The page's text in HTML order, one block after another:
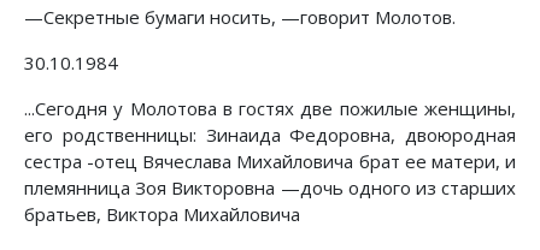
—Секретные бумаги носить, —говорит Молотов.
30.10.1984
...Сегодня у Молотова в гостях две пожилые женщины,
его родственницы: Зинаида Федоровна, двоюродная
сестра -отец Вячеслава Михайловича брат ее матери, и
племянница Зоя Викторовна —дочь одного из старших
братьев, Виктора Михайловича